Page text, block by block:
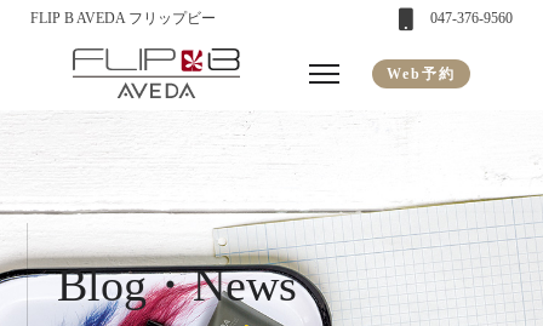
FLIP B AVEDA フリップビー 047-376-9560
Web予約
Blog・News